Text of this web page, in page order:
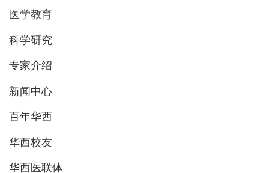
医学教育
科学研究
专家介绍
新闻中心
百年华西
华西校友
华西医联体